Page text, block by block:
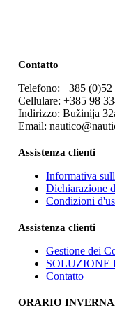
Contatto
Telefono: +385 (0)52
Cellulare: +385 98
Indirizzo: Bužinija
Email:
Assistenza clienti
Informativa
Dichiarazione
Condizioni
Assistenza clienti
Gestione dei
SOLUZIONE
Contatto
ORARIO